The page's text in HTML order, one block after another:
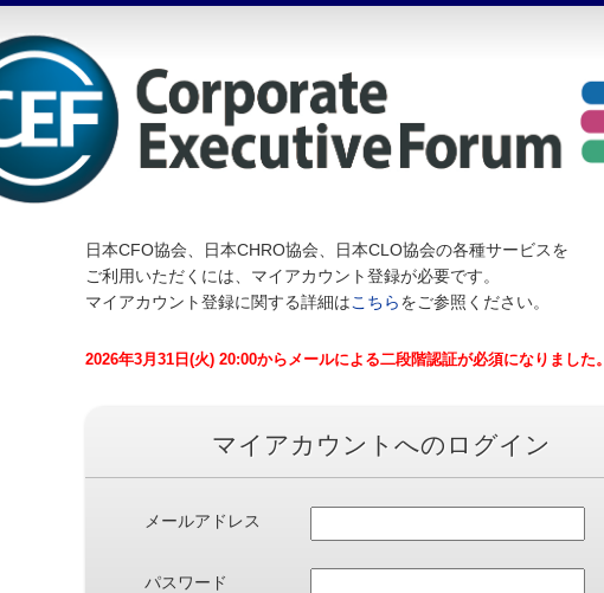
日本CFO協会、日本CHRO協会、日本CLO協会の各種サービスを
ご利用いただくには、マイアカウント登録が必要です。
マイアカウント登録に関する詳細はこちらをご参照ください。
2026年3月31日(火) 20:00からメールによる二段階認証が必須になりました。
マイアカウントへのログイン
メールアドレス
パスワード